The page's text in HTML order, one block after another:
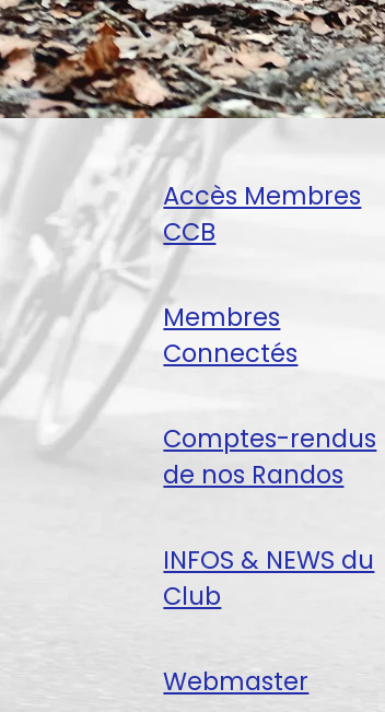
Accès Membres
CCB
Membres
Connectés
Comptes-rendus
de nos Randos
INFOS & NEWS du
Club
Webmaster